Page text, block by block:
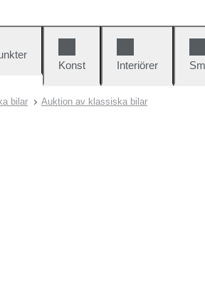
Konst
Interiörer
bilar Auktion av klassiska bilar